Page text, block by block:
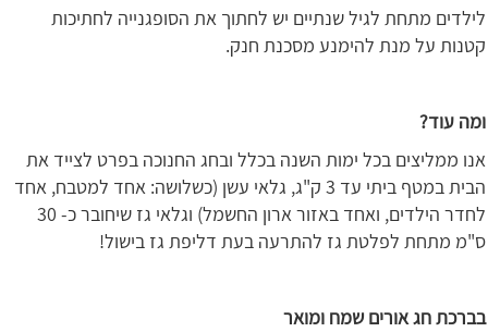
לילדים מתחת לגיל שנתיים יש לחתוך את הסופגנייה לחתיכות
קטנות על מנת להימנע מסכנת חנק.
ומה עוד?
אנו ממליצים בכל ימות השנה בכלל ובחג החנוכה בפרט לצייד את
הבית במטף ביתי עד 3 ק"ג, גלאי עשן (כשלושה: אחד למטבח, אחד
לחדר הילדים, ואחד באזור ארון החשמל) וגלאי גז שיחובר כ- 30
ס"מ מתחת לפלטת גז להתרעה בעת דליפת גז בישול!
בברכת חג אורים שמח ומואר